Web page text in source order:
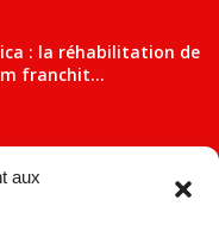
aux
: la réhabilitation de
franchit...